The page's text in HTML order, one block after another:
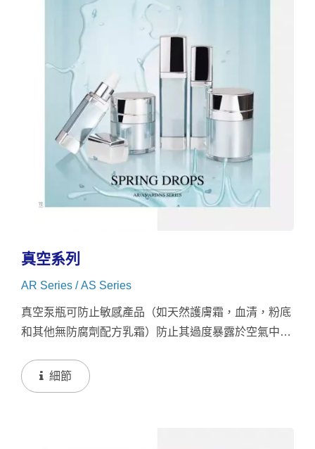
真空系列
AR Series / AS Series
真空泵瓶可防止敏感產品（如天然護膚霜，血清，粉底
和其他無防腐劑配方乳霜）防止其過度暴露於空氣中，
為化妝品，美容和醫療包裝的新的未來。
細節